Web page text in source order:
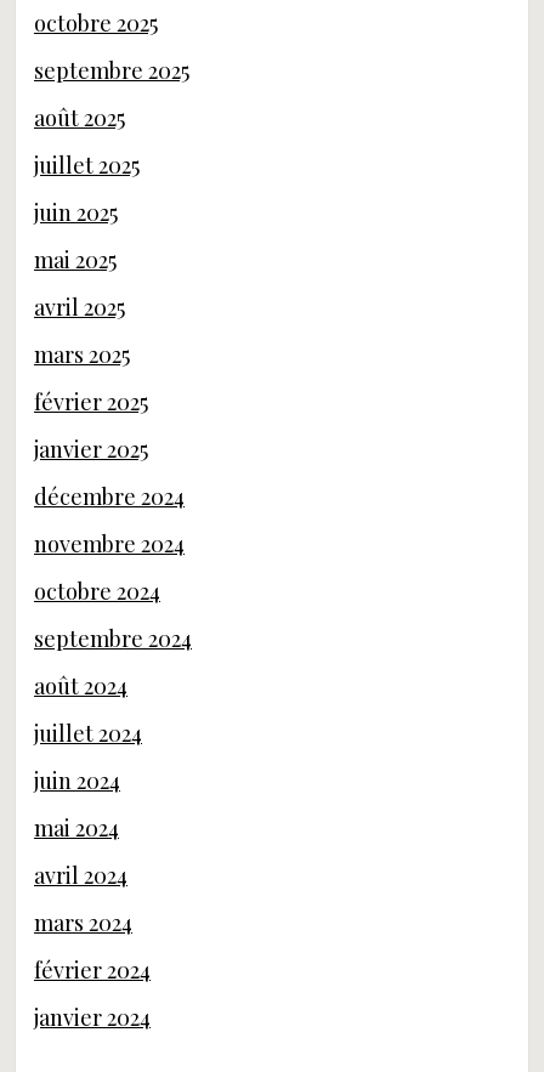
octobre 2025
septembre 2025
août 2025
juillet 2025
juin 2025
mai 2025
avril 2025
mars 2025
février 2025
janvier 2025
décembre 2024
novembre 2024
octobre 2024
septembre 2024
août 2024
juillet 2024
juin 2024
mai 2024
avril 2024
mars 2024
février 2024
janvier 2024